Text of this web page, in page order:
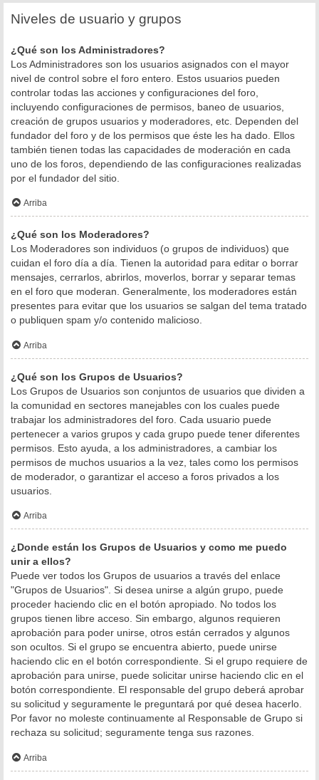
Niveles de usuario y grupos
¿Qué son los Administradores?
Los Administradores son los usuarios asignados con el mayor
nivel de control sobre el foro entero. Estos usuarios pueden
controlar todas las acciones y configuraciones del foro,
incluyendo configuraciones de permisos, baneo de usuarios,
creación de grupos usuarios y moderadores, etc. Dependen del
fundador del foro y de los permisos que éste les ha dado. Ellos
también tienen todas las capacidades de moderación en cada
uno de los foros, dependiendo de las configuraciones realizadas
por el fundador del sitio.
Arriba
¿Qué son los Moderadores?
Los Moderadores son individuos (o grupos de individuos) que
cuidan el foro día a día. Tienen la autoridad para editar o borrar
mensajes, cerrarlos, abrirlos, moverlos, borrar y separar temas
en el foro que moderan. Generalmente, los moderadores están
presentes para evitar que los usuarios se salgan del tema tratado
o publiquen spam y/o contenido malicioso.
Arriba
¿Qué son los Grupos de Usuarios?
Los Grupos de Usuarios son conjuntos de usuarios que dividen a
la comunidad en sectores manejables con los cuales puede
trabajar los administradores del foro. Cada usuario puede
pertenecer a varios grupos y cada grupo puede tener diferentes
permisos. Esto ayuda, a los administradores, a cambiar los
permisos de muchos usuarios a la vez, tales como los permisos
de moderador, o garantizar el acceso a foros privados a los
usuarios.
Arriba
¿Donde están los Grupos de Usuarios y como me puedo
unir a ellos?
Puede ver todos los Grupos de usuarios a través del enlace
"Grupos de Usuarios". Si desea unirse a algún grupo, puede
proceder haciendo clic en el botón apropiado. No todos los
grupos tienen libre acceso. Sin embargo, algunos requieren
aprobación para poder unirse, otros están cerrados y algunos
son ocultos. Si el grupo se encuentra abierto, puede unirse
haciendo clic en el botón correspondiente. Si el grupo requiere de
aprobación para unirse, puede solicitar unirse haciendo clic en el
botón correspondiente. El responsable del grupo deberá aprobar
su solicitud y seguramente le preguntará por qué desea hacerlo.
Por favor no moleste continuamente al Responsable de Grupo si
rechaza su solicitud; seguramente tenga sus razones.
Arriba